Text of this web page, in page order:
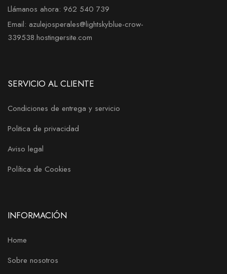
Llámanos ahora: 962 540 739
Email: azulejosperales@lightskyblue-crow-
339538.hostingersite.com
SERVICIO AL CLIENTE
Condiciones de entrega y servicio
Politica de privacidad
Aviso legal
Política de Cookies
INFORMACIÓN
Home
Sobre nosotros